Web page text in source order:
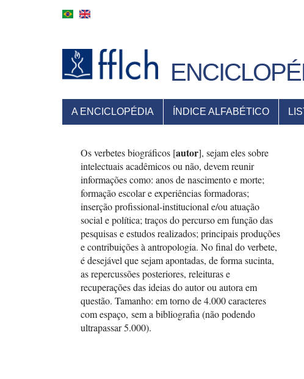
MENU
PRINCIPAL
A ENCICLOPÉDIA ÍNDICE ALFABÉTICO
Os verbetes biográficos [autor], sejam eles sobre
intelectuais acadêmicos ou não, devem reunir
informações como: anos de nascimento e morte;
formação escolar e experiências formadoras;
inserção profissional-institucional e/ou atuação
social e política; traços do percurso em função das
pesquisas e estudos realizados; principais produções
e contribuições à antropologia. No final do verbete,
é desejável que sejam apontadas, de forma sucinta,
as repercussões posteriores, releituras e
recuperações das ideias do autor ou autora em
questão. Tamanho: em torno de 4.000 caracteres
com espaço, sem a bibliografia (não podendo
ultrapassar 5.000).